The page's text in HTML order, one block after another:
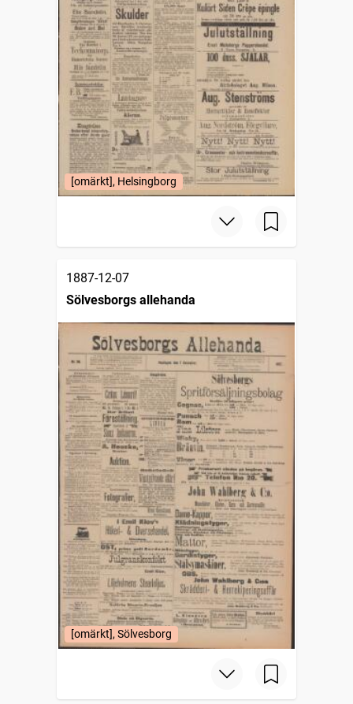
[omärkt], Helsingborg
1887-12-07
Sölvesborgs allehanda
[omärkt], Sölvesborg